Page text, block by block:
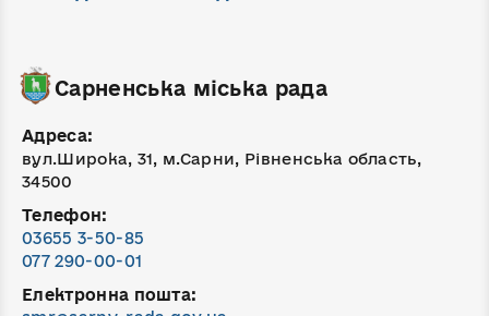
Сарненська міська рада
Адреса:
вул.Широка, 31, м.Сарни, Рівненська область,
34500
Телефон:
03655 3-50-85
077 290-00-01
Електронна пошта: